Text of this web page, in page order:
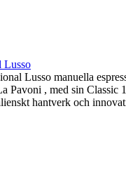
Lusso
Lusso manuella
Pavoni , med sin Classic
hantverk och